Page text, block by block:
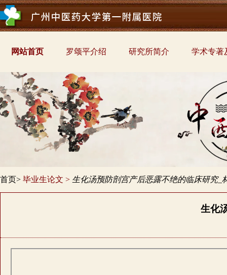
网站首页 罗颂平介绍 研究所简介 学术专著
首页> 毕业生论文 > 生化汤预防剖宫产后恶露不绝的临床研究_
生化